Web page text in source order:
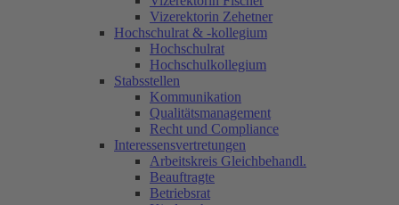
Vizerektorin Zehetner
Hochschulrat & -kollegium
Hochschulrat
Hochschulkollegium
Stabsstellen
Kommunikation
Qualitätsmanagement
Recht und Compliance
Interessensvertretungen
Arbeitskreis Gleichbehandl.
Beauftragte
Betriebsrat